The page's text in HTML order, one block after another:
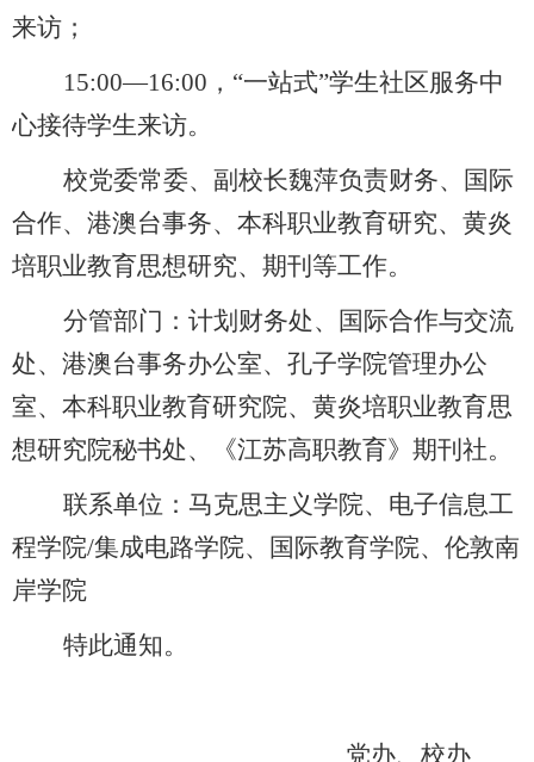
来访；
15:00—16:00，“一站式”学生社区服务中
心接待学生来访。
校党委常委、副校长魏萍负责财务、国际
合作、港澳台事务、本科职业教育研究、黄炎
培职业教育思想研究、期刊等工作。
分管部门：计划财务处、国际合作与交流
处、港澳台事务办公室、孔子学院管理办公
室、本科职业教育研究院、黄炎培职业教育思
想研究院秘书处、《江苏高职教育》期刊社。
联系单位：马克思主义学院、电子信息工
程学院/集成电路学院、国际教育学院、伦敦南
岸学院
特此通知。
党办、 校办